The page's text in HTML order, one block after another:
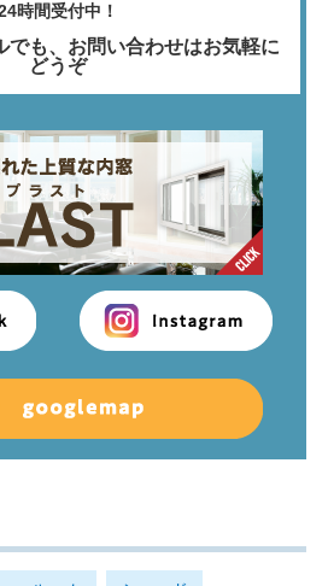
時間受付中！
も、 お問い合わせはお気軽に
どうぞ